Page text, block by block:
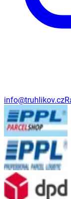
info@truhlikov.cz